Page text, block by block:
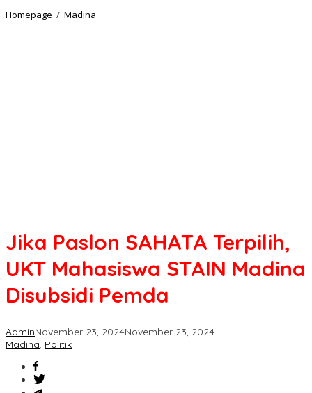
Homepage / Madina
Jika Paslon SAHATA Terpilih,
UKT Mahasiswa STAIN Madina
Disubsidi Pemda
AdminNovember 23, 2024November 23, 2024
Madina, Politik